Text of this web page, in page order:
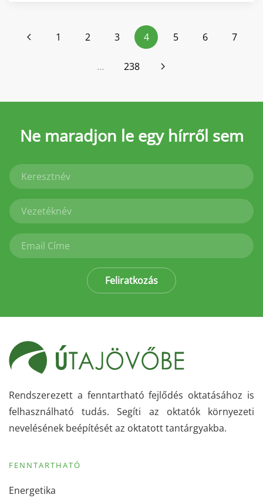
1 2 3 4 5 6 7
… 238
Ne maradjon le egy hírről sem
Feliratkozás
Rendszerezett a fenntartható fejlődés oktatásához is
felhasználható tudás. Segíti az oktatók környezeti
nevelésének beépítését az oktatott tantárgyakba.
FENNTARTHATÓ
Energetika